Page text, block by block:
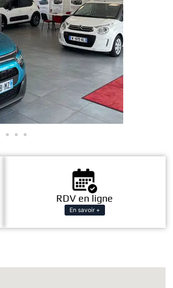
RDV en ligne
En savoir +